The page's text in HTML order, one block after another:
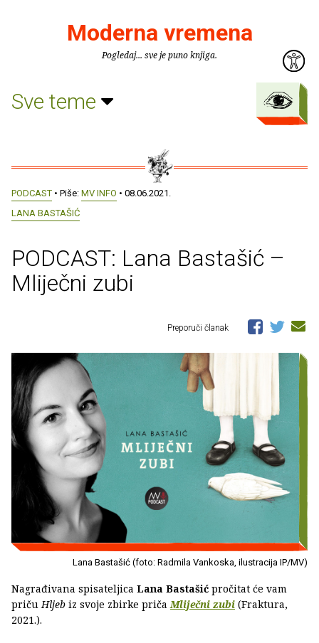
Moderna vremena
Pogledaj... sve je puno knjiga.
Sve teme
PODCAST • Piše: MV INFO • 08.06.2021.
LANA BASTAŠIĆ
PODCAST: Lana Bastašić –
Mliječni zubi
Preporuči članak
Lana Bastašić (foto: Radmila Vankoska, ilustracija IP/MV)
Nagrađivana spisateljica Lana Bastašić pročitat će vam
pričuHljeb iz svoje zbirke pričaMliječni zubi (Fraktura,
2021.).